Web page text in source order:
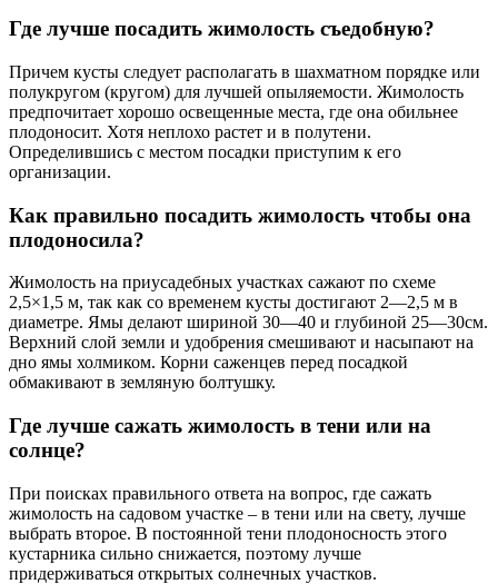
Где лучше посадить жимолость съедобную?
Причем кусты следует располагать в шахматном порядке или
полукругом (кругом) для лучшей опыляемости. Жимолость
предпочитает хорошо освещенные места, где она обильнее
плодоносит. Хотя неплохо растет и в полутени.
Определившись с местом посадки приступим к его
организации.
Как правильно посадить жимолость чтобы она
плодоносила?
Жимолость на приусадебных участках сажают по схеме
2,5×1,5 м, так как со временем кусты достигают 2—2,5 м в
диаметре. Ямы делают шириной 30—40 и глубиной 25—30см.
Верхний слой земли и удобрения смешивают и насыпают на
дно ямы холмиком. Корни саженцев перед посадкой
обмакивают в земляную болтушку.
Где лучше сажать жимолость в тени или на
солнце?
При поисках правильного ответа на вопрос, где сажать
жимолость на садовом участке – в тени или на свету, лучше
выбрать второе. В постоянной тени плодоносность этого
кустарника сильно снижается, поэтому лучше
придерживаться открытых солнечных участков.